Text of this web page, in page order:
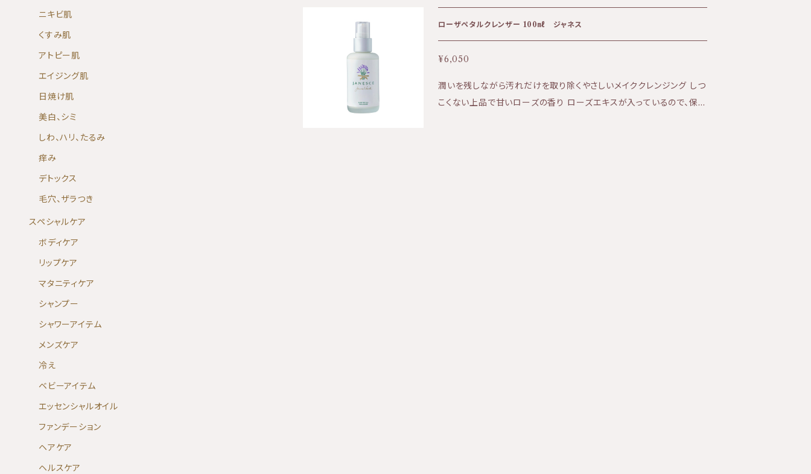
合のため雨量や天候、収穫時期により色や香りに違いがあります。
------------------------ ご使用方法 ■１～２プッシュ程度、適量を優
ルーフタイプの化粧品にも有効です。 ご使用上の注意 ■お肌に合わな
み、刺激、色抜け（白斑等）や黒ずみなど異常があらわれた場合はご使
用を中止し、皮膚科専門医などにご相談ください。 ■高温多湿や直射
ローザペタルクレンザー 100㎖ ジャネス
¥6,050
潤いを残しながら汚れだけを取り除くやさしいメイククレンジング しつ
こくない上品で甘いローズの香り ローズエキスが入っているので、保湿
ニキビ肌
くすみ肌
アトピー肌
エイジング肌
日焼け肌
美白、シミ
しわ、ハリ、たるみ
痒み
デトックス
毛穴、ザラつき
スペシャルケア
ボディケア
リップケア
マタニティケア
シャンプー
シャワーアイテム
メンズケア
冷え
ベビーアイテム
エッセンシャルオイル
ファンデーション
ヘアケア
ヘルスケア